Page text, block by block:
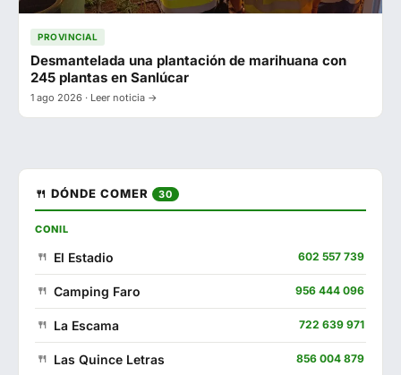
PROVINCIAL
Desmantelada una plantación de marihuana con
245 plantas en Sanlúcar
1 ago 2026 · Leer noticia →
🍴 DÓNDE COMER 30
CONIL
El Estadio 602 557 739
Camping Faro 956 444 096
La Escama 722 639 971
Las Quince Letras 856 004 879